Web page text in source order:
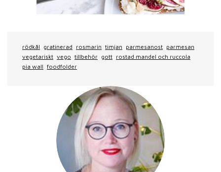
rödkål gratinerad rosmarin timjan parmesanost parmesan
vegetariskt vego tillbehör gott rostad mandel och ruccola
pia wall foodfolder